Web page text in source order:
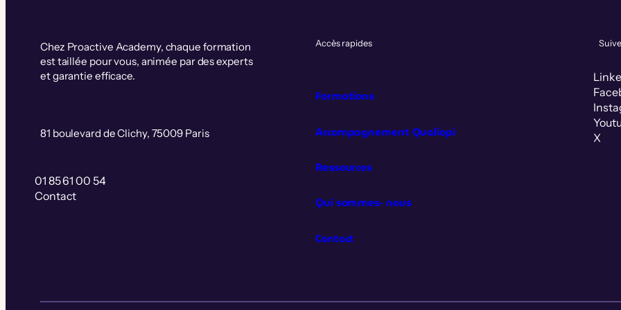
Chez Proactive Academy, chaque formation
est taillée pour vous, animée par des experts
et garantie efficace.
81 boulevard de Clichy, 75009 Paris
01 85 61 00 54
Contact
Accès rapides
Formations
Accompagnement Qualiopi
Ressources
Qui sommes‑nous
Contact
X